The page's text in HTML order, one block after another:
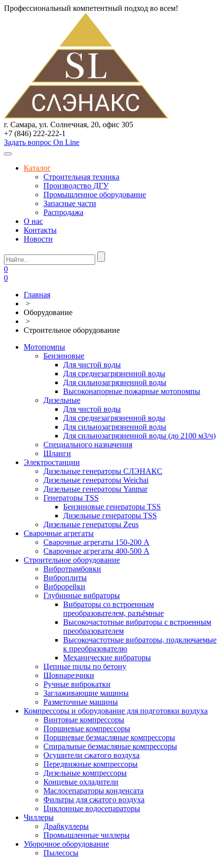
Профессиональный компетентный подход во всем!
г. Самара, ул. Солнечная, 20, офис 305
+7 (846) 222-222-1
Задать вопрос On Line
Каталог
Строительная техника
Производство ДГУ
Промышленное оборудование
Запасные части
Распродажа
О нас
Контакты
Новости
0
0
Главная
>
Оборудование
>
Строительное оборудование
Мотопомпы
Бензиновые
Для чистой воды
Для среднезагрязненной воды
Для сильнозагрязненной воды
Высоконапорные пожарные мотопомпы
Дизельные
Для чистой воды
Для среднезагрязненной воды
Для сильнозагрязненной воды
Для сильнозагрязненной воды (до 2100 м3/ч)
Специального назначения
Шланги
Электростанции
Дизельные генераторы СЛЭНАКС
Дизельные генераторы Weichai
Дизельные генераторы Yanmar
Генераторы TSS
Бензиновые генераторы TSS
Дизельные генераторы TSS
Дизельные генераторы Zeus
Сварочные агрегаты
Сварочные агрегаты 150-200 А
Сварочные агрегаты 400-500 А
Строительное оборудование
Вибротрамбовки
Виброплиты
Виброрейки
Глубинные вибраторы
Вибраторы со встроенным
преобразователем, разъёмные
Высокочастотные вибраторы с встроенным
преобразователем
Высокочастотные вибраторы, подключаемые
к преобразователю
Механические вибраторы
Цепные пилы по бетону
Шовнарезчики
Ручные виброкатки
Заглаживающие машины
Разметочные машины
Компрессоры и оборудование для подготовки воздуха
Винтовые компрессоры
Поршневые компрессоры
Поршневые безмасляные компрессоры
Спиральные безмасляные компрессоры
Осушители сжатого воздуха
Передвижные компрессоры
Дизельные компрессоры
Концевые охладители
Маслосепараторы конденсата
Фильтры для сжатого воздуха
Циклонные водосепараторы
Чиллеры
Драйкуллеры
Промышленные чиллеры
Уборочное оборудование
Пылесосы